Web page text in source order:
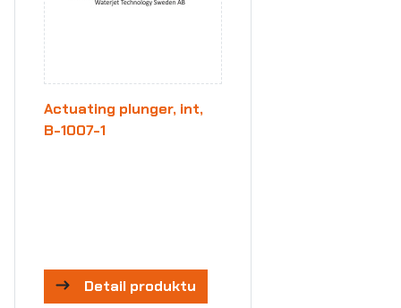
Actuating plunger, int,
B-1007-1
Detail produktu